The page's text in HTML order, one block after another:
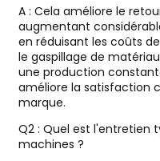
A : Cela améliore le
augmentant
en réduisant les coûts
le gaspillage de
une production
améliore la satisfaction
marque.
Q2 : Quel est l'entretien
machines ?